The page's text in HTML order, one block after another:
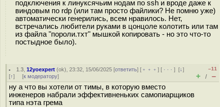
подключения к линуксячьим нодам по ssh и вроде даже к
виндовым по rdp (или там просто файлики? Не помню уже)
автоматически генерились, всем нравилось. Нет,
встречались любители руками в цонцоле колотить или там
из файла "пороли.тхт" мышкой копировать - но это что-то
постыдное было).
1.3 ,12yoexpert (ok), 23:32, 15/06/2025 [ответить] [ ﹢﹢﹢] [ · · ·][↓]
[↑] [к модератору]
–11
+ / –
ну а что вы хотели от тимы, в которую вместо
инженеров набрали эффективненьких самопиарщиков
типа нэта грема